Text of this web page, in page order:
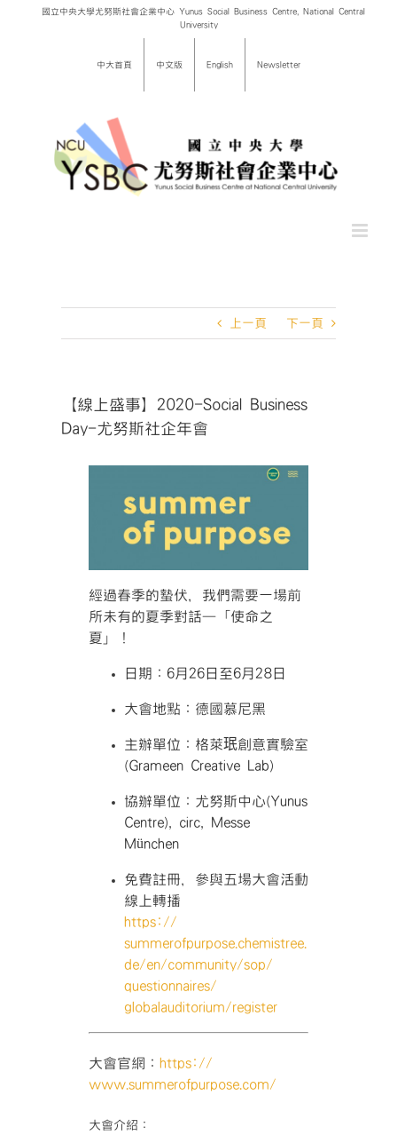
國立中央大學尤努斯社會企業中心 Yunus Social Business Centre, National Central
University
中大首頁 中文版 English Newsletter
上一頁 下一頁
【線上盛事】2020-Social Business
Day-尤努斯社企年會
經過春季的蟄伏，我們需要一場前
所未有的夏季對話—「使命之
夏」！
日期：6月26日至6月28日
大會地點：德國慕尼黑
主辦單位：格萊珉創意實驗室
(Grameen Creative Lab)
協辦單位：尤努斯中心(Yunus
Centre), circ, Messe
München
免費註冊，參與五場大會活動
線上轉播
https://
summerofpurpose.chemistree.
de/en/community/sop/
questionnaires/
globalauditorium/register
大會官網： https://
www.summerofpurpose.com/
大會介紹：